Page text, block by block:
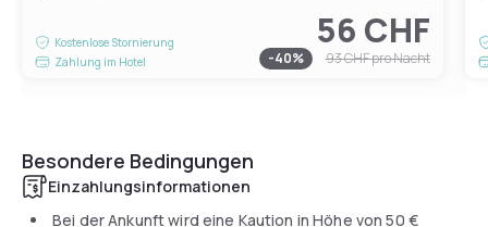
Kostenlose Stornierung
Zahlung im Hotel
56 CHF
-40% 93 CHFpro Nacht
Besondere Bedingungen
Einzahlungsinformationen
Bei der Ankunft wird eine Kaution in Höhe von50 €